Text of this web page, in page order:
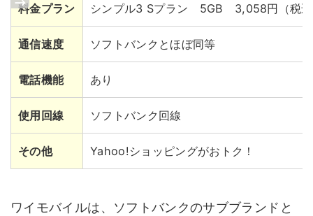
料金プラン シンプル3 Sプラン 5GB 3,058円（税込
通信速度 ソフトバンクとほぼ同等
電話機能 あり
使用回線 ソフトバンク回線
その他 Yahoo!ショッピングがおトク！
ワイモバイルは、ソフトバンクのサブブランドと